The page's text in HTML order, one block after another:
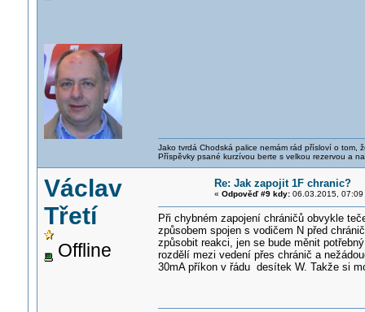
Jako tvrdá Chodská palice nemám rád přísloví o tom,
Příspěvky psané kurzívou berte s velkou rezervou a
Václav
Třetí
Offline
Re: Jak zapojit 1F chranic?
« Odpověď #9 kdy:06.03.2015, 07:09
Při chybném zapojení chráničů obvykle
způsobem spojen s vodičem N před
způsobit reakci, jen se bude měnit
rozdělí mezi vedení přes chránič a
30mA příkon v řádu desítek W. Takže si